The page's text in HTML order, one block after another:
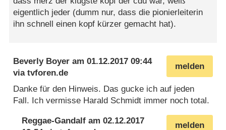
eigentlich jeder (dumm nur, dass die pionierleiterin
ihn schnell einen kopf kürzer gemacht hat).
melden
Beverly Boyer am01.12.2017 09:44
viatvforen.de
Danke für den Hinweis. Das gucke ich auf jeden
Fall. Ich vermisse Harald Schmidt immer noch total.
melden
Reggae-Gandalf am02.12.2017